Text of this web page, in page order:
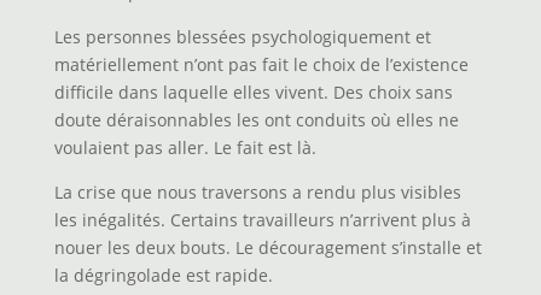
Les personnes blessées psychologiquement et
matériellement n’ont pas fait le choix de l’existence
difficile dans laquelle elles vivent. Des choix sans
doute déraisonnables les ont conduits où elles ne
voulaient pas aller. Le fait est là.
La crise que nous traversons a rendu plus visibles
les inégalités. Certains travailleurs n’arrivent plus à
nouer les deux bouts. Le découragement s’installe et
la dégringolade est rapide.